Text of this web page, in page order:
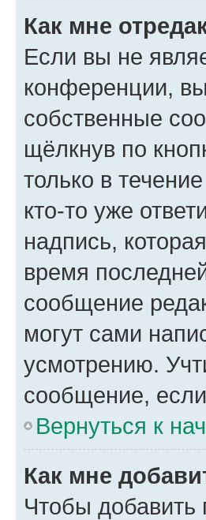
Как мне
Если вы не
конференции,
собственные
щёлкнув по
только в
кто-то уже
надпись,
время
сообщение
могут сами
усмотрению.
сообщение,
Вернуться к
Как мне
Чтобы